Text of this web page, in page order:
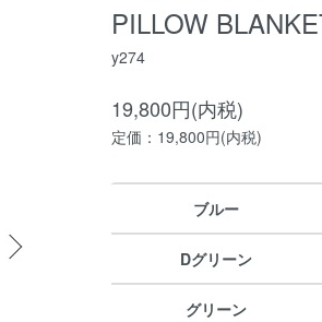
PILLOW
y274
19,800円(内税)
定価：19,800円(内税)
ブルー
Dグリーン
グリーン